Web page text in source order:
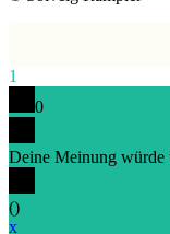
1
0
Deine Meinung würde
()
x